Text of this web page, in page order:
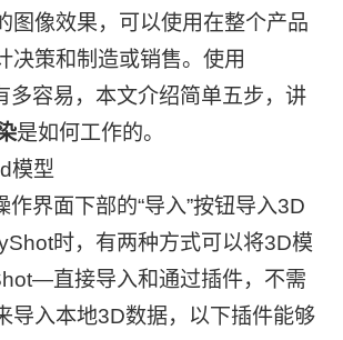
图像效果，可以使用在整个产品
决策和制造或销售。使用
多容易，本文介绍简单五步，讲
是如何工作的。
模型
界面下部的“导入”按钮导入3D
时，有两种方式可以将3D模
直接导入和通过插件，不需
导入本地3D数据，以下插件能够